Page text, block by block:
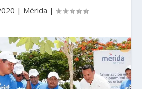
| Mérida |